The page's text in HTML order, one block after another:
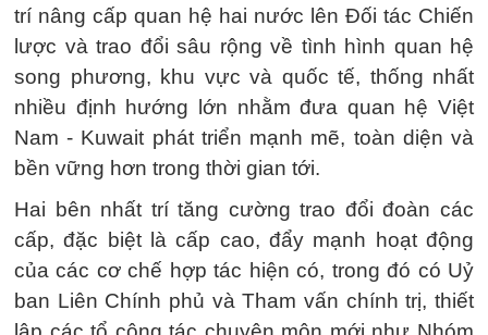
trí nâng cấp quan hệ hai nước lên Đối tác Chiến
lược và trao đổi sâu rộng về tình hình quan hệ
song phương, khu vực và quốc tế, thống nhất
nhiều định hướng lớn nhằm đưa quan hệ Việt
Nam - Kuwait phát triển mạnh mẽ, toàn diện và
bền vững hơn trong thời gian tới.
Hai bên nhất trí tăng cường trao đổi đoàn các
cấp, đặc biệt là cấp cao, đẩy mạnh hoạt động
của các cơ chế hợp tác hiện có, trong đó có Uỷ
ban Liên Chính phủ và Tham vấn chính trị, thiết